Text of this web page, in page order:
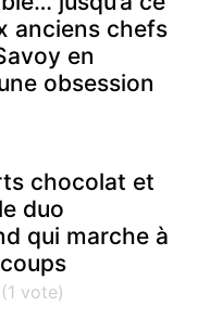
anciens chefs
en
obsession
chocolat et
duo
qui marche à